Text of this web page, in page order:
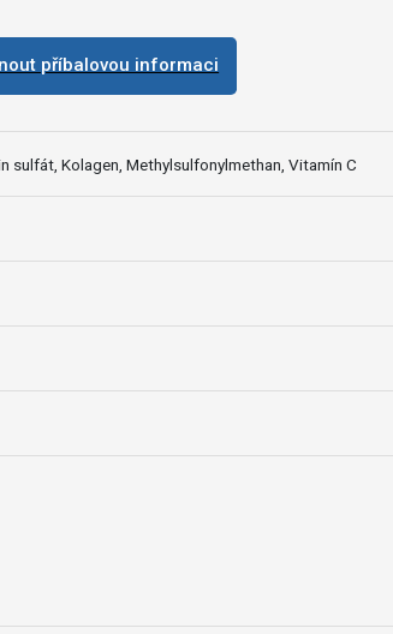
příbalovou informaci
sulfát, Kolagen, Methylsulfonylmethan, Vitamín C